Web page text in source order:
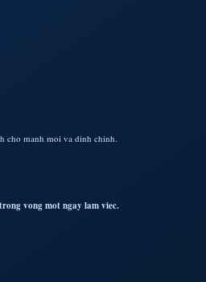
cho manh moi va dinh chinh.
vong mot ngay lam viec.